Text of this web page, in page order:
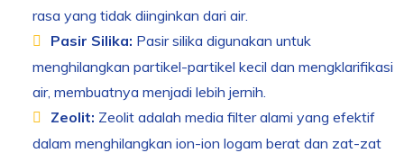
rasa yang tidak diinginkan dari air.
Pasir Silika: Pasir silika digunakan untuk
menghilangkan partikel-partikel kecil dan mengklarifikasi
air, membuatnya menjadi lebih jernih.
Zeolit: Zeolit adalah media filter alami yang efektif
dalam menghilangkan ion-ion logam berat dan zat-zat